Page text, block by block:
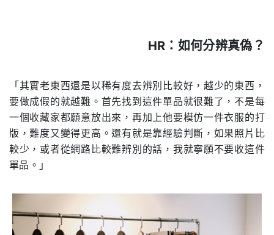
HR： 如何分辨真偽？
「其實老東西還是以稀有度去辨別比較好，越少的東西，
要做成假的就越難。首先找到這件單品就很難了，不是每
一個收藏家都願意放出來，再加上他要模仿一件衣服的打
版，難度又變得更高。還有就是靠經驗判斷，如果照片比
較少，或者從網路比較難辨別的話，我就寧願不要收這件
單品。」